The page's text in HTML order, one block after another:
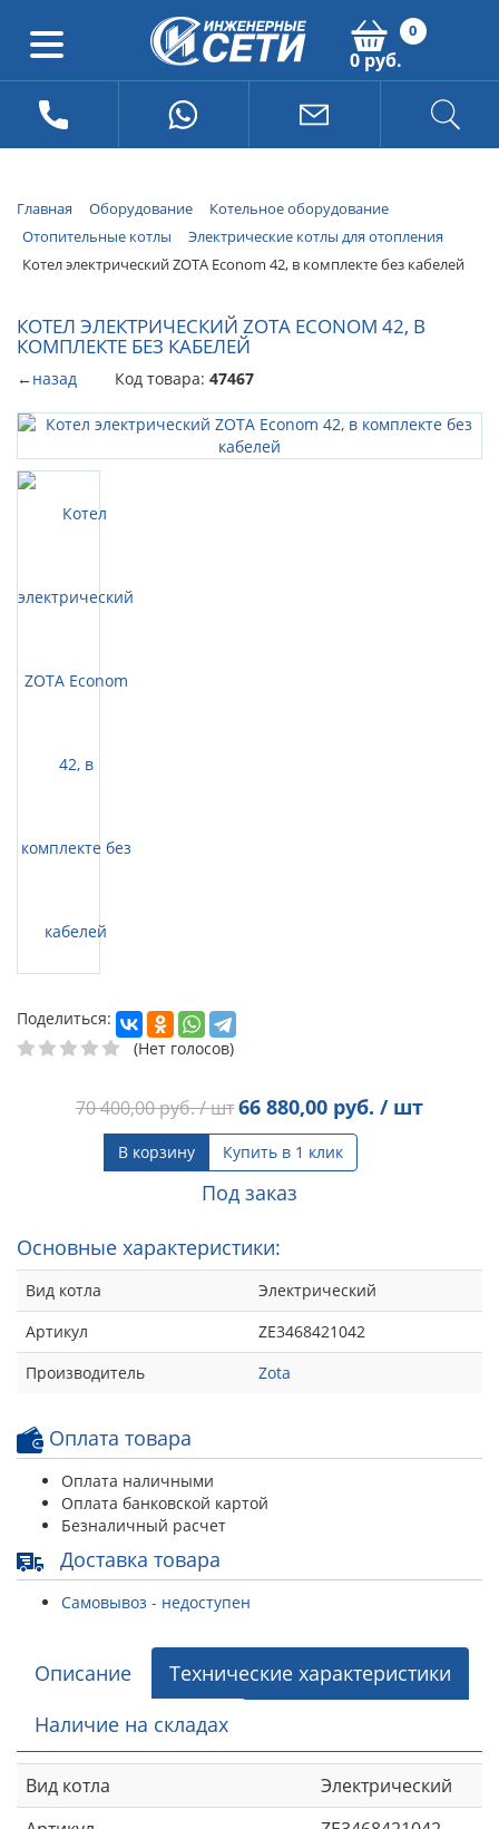
0
0 руб.
Главная Оборудование
Котельное оборудование
Отопительные котлы
Электрические котлы для отопления
Котел электрический ZOTA Econom 42, в комплекте без кабелей
КОТЕЛ ЭЛЕКТРИЧЕСКИЙ ZOTA ECONOM 42, В
КОМПЛЕКТЕ БЕЗ КАБЕЛЕЙ
←назад Код товара: 47467
Поделиться:
(Нет голосов)
70 400,00руб. / шт66 880,00 руб. / шт
В корзину Купить в 1 клик
Под заказ
Основные характеристики:
Вид котла
Электрический
Артикул
ZE3468421042
Производитель
Zota
Оплата товара
Оплата наличными
Оплата банковской картой
Безналичный расчет
Доставка товара
Самовывоз - недоступен
Описание
Технические характеристики
Наличие на складах
Вид котла
Электрический